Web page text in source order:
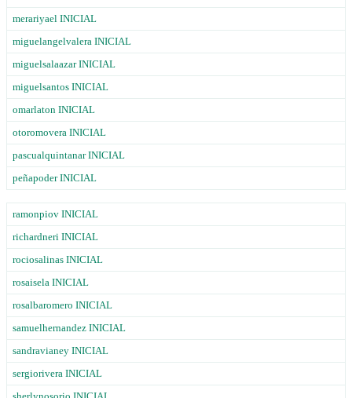
merariyael INICIAL
miguelangelvalera INICIAL
miguelsalaazar INICIAL
miguelsantos INICIAL
omarlaton INICIAL
otoromovera INICIAL
pascualquintanar INICIAL
peñapoder INICIAL
ramonpiov INICIAL
richardneri INICIAL
rociosalinas INICIAL
rosaisela INICIAL
rosalbaromero INICIAL
samuelhernandez INICIAL
sandravianey INICIAL
sergiorivera INICIAL